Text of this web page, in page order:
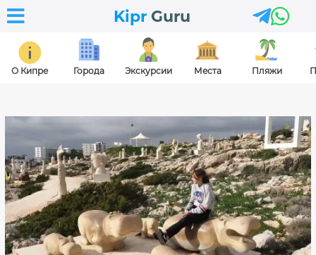
Kipr Guru
 
О Кипре Города Экскурсии Места Пляжи